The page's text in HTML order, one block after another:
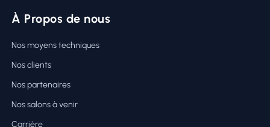
À Propos de nous
Nos moyens techniques
Nos clients
Nos partenaires
Nos salons à venir
Carrière